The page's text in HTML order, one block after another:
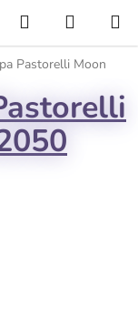
Hledat
KOŠÍK
Pastorelli Moon